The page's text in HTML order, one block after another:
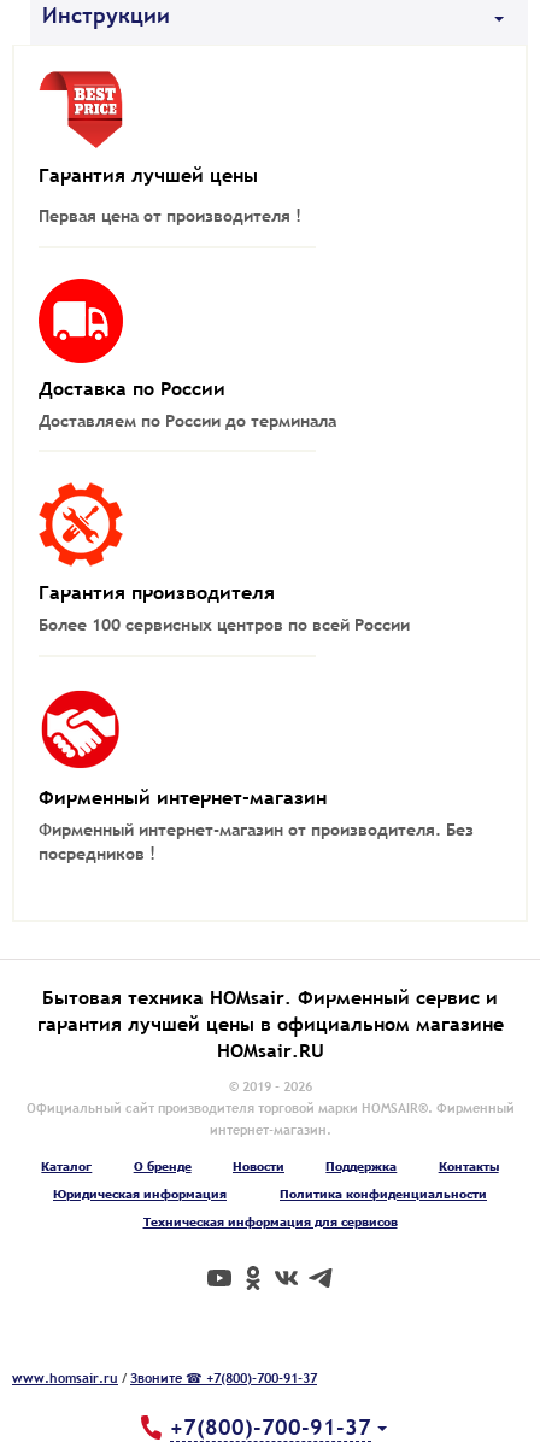
Инструкции
Гарантия лучшей цены
Первая цена от производителя !
Доставка по России
Доставляем по России до терминала
Гарантия производителя
Более 100 сервисных центров по всей России
Фирменный интернет-магазин
Фирменный интернет-магазин от производителя. Без
посредников !
Бытовая техника HOMsair. Фирменный сервис и
гарантия лучшей цены в официальном магазине
HOMsair.RU
© 2019 - 2026
Официальный сайт производителя торговой марки HOMSAIR®. Фирменный
интернет-магазин.
Каталог О бренде Новости Поддержка
Контакты
Юридическая информация
Политика конфиденциальности
Техническая информация для сервисов
www.homsair.ru /Звоните ☎ +7(800)-700-91-37
+7(800)-700-91-37